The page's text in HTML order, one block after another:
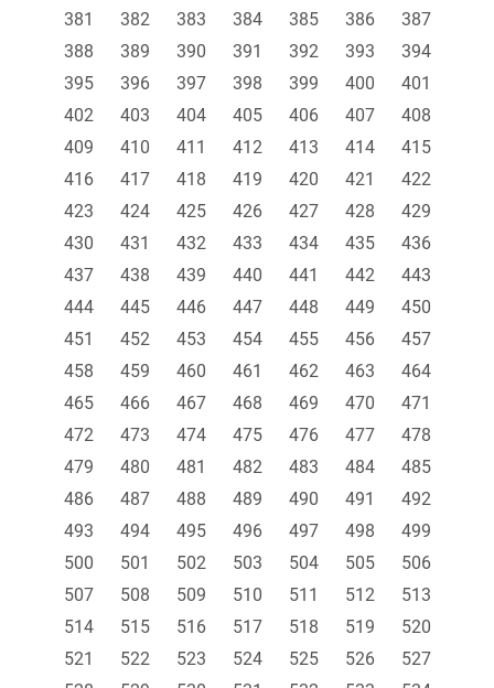
381
382 383 384 385 386
387
388
389 390 391 392 393
394
395
396 397 398 399 400
401
402
403 404 405 406 407
408
409
410 411 412 413 414
415
416
417 418 419 420 421
422
423
424 425 426 427 428
429
430
431 432 433 434 435
436
437
438 439 440 441 442
443
444
445 446 447 448 449
450
451
452 453 454 455 456
457
458
459 460 461 462 463
464
465
466 467 468 469 470
471
472
473 474 475 476 477
478
479
480 481 482 483 484
485
486
487 488 489 490 491
492
493
494 495 496 497 498
499
500
501 502 503 504 505
506
507
508 509 510 511 512
513
514
515 516 517 518 519
520
521
522 523 524 525 526
527